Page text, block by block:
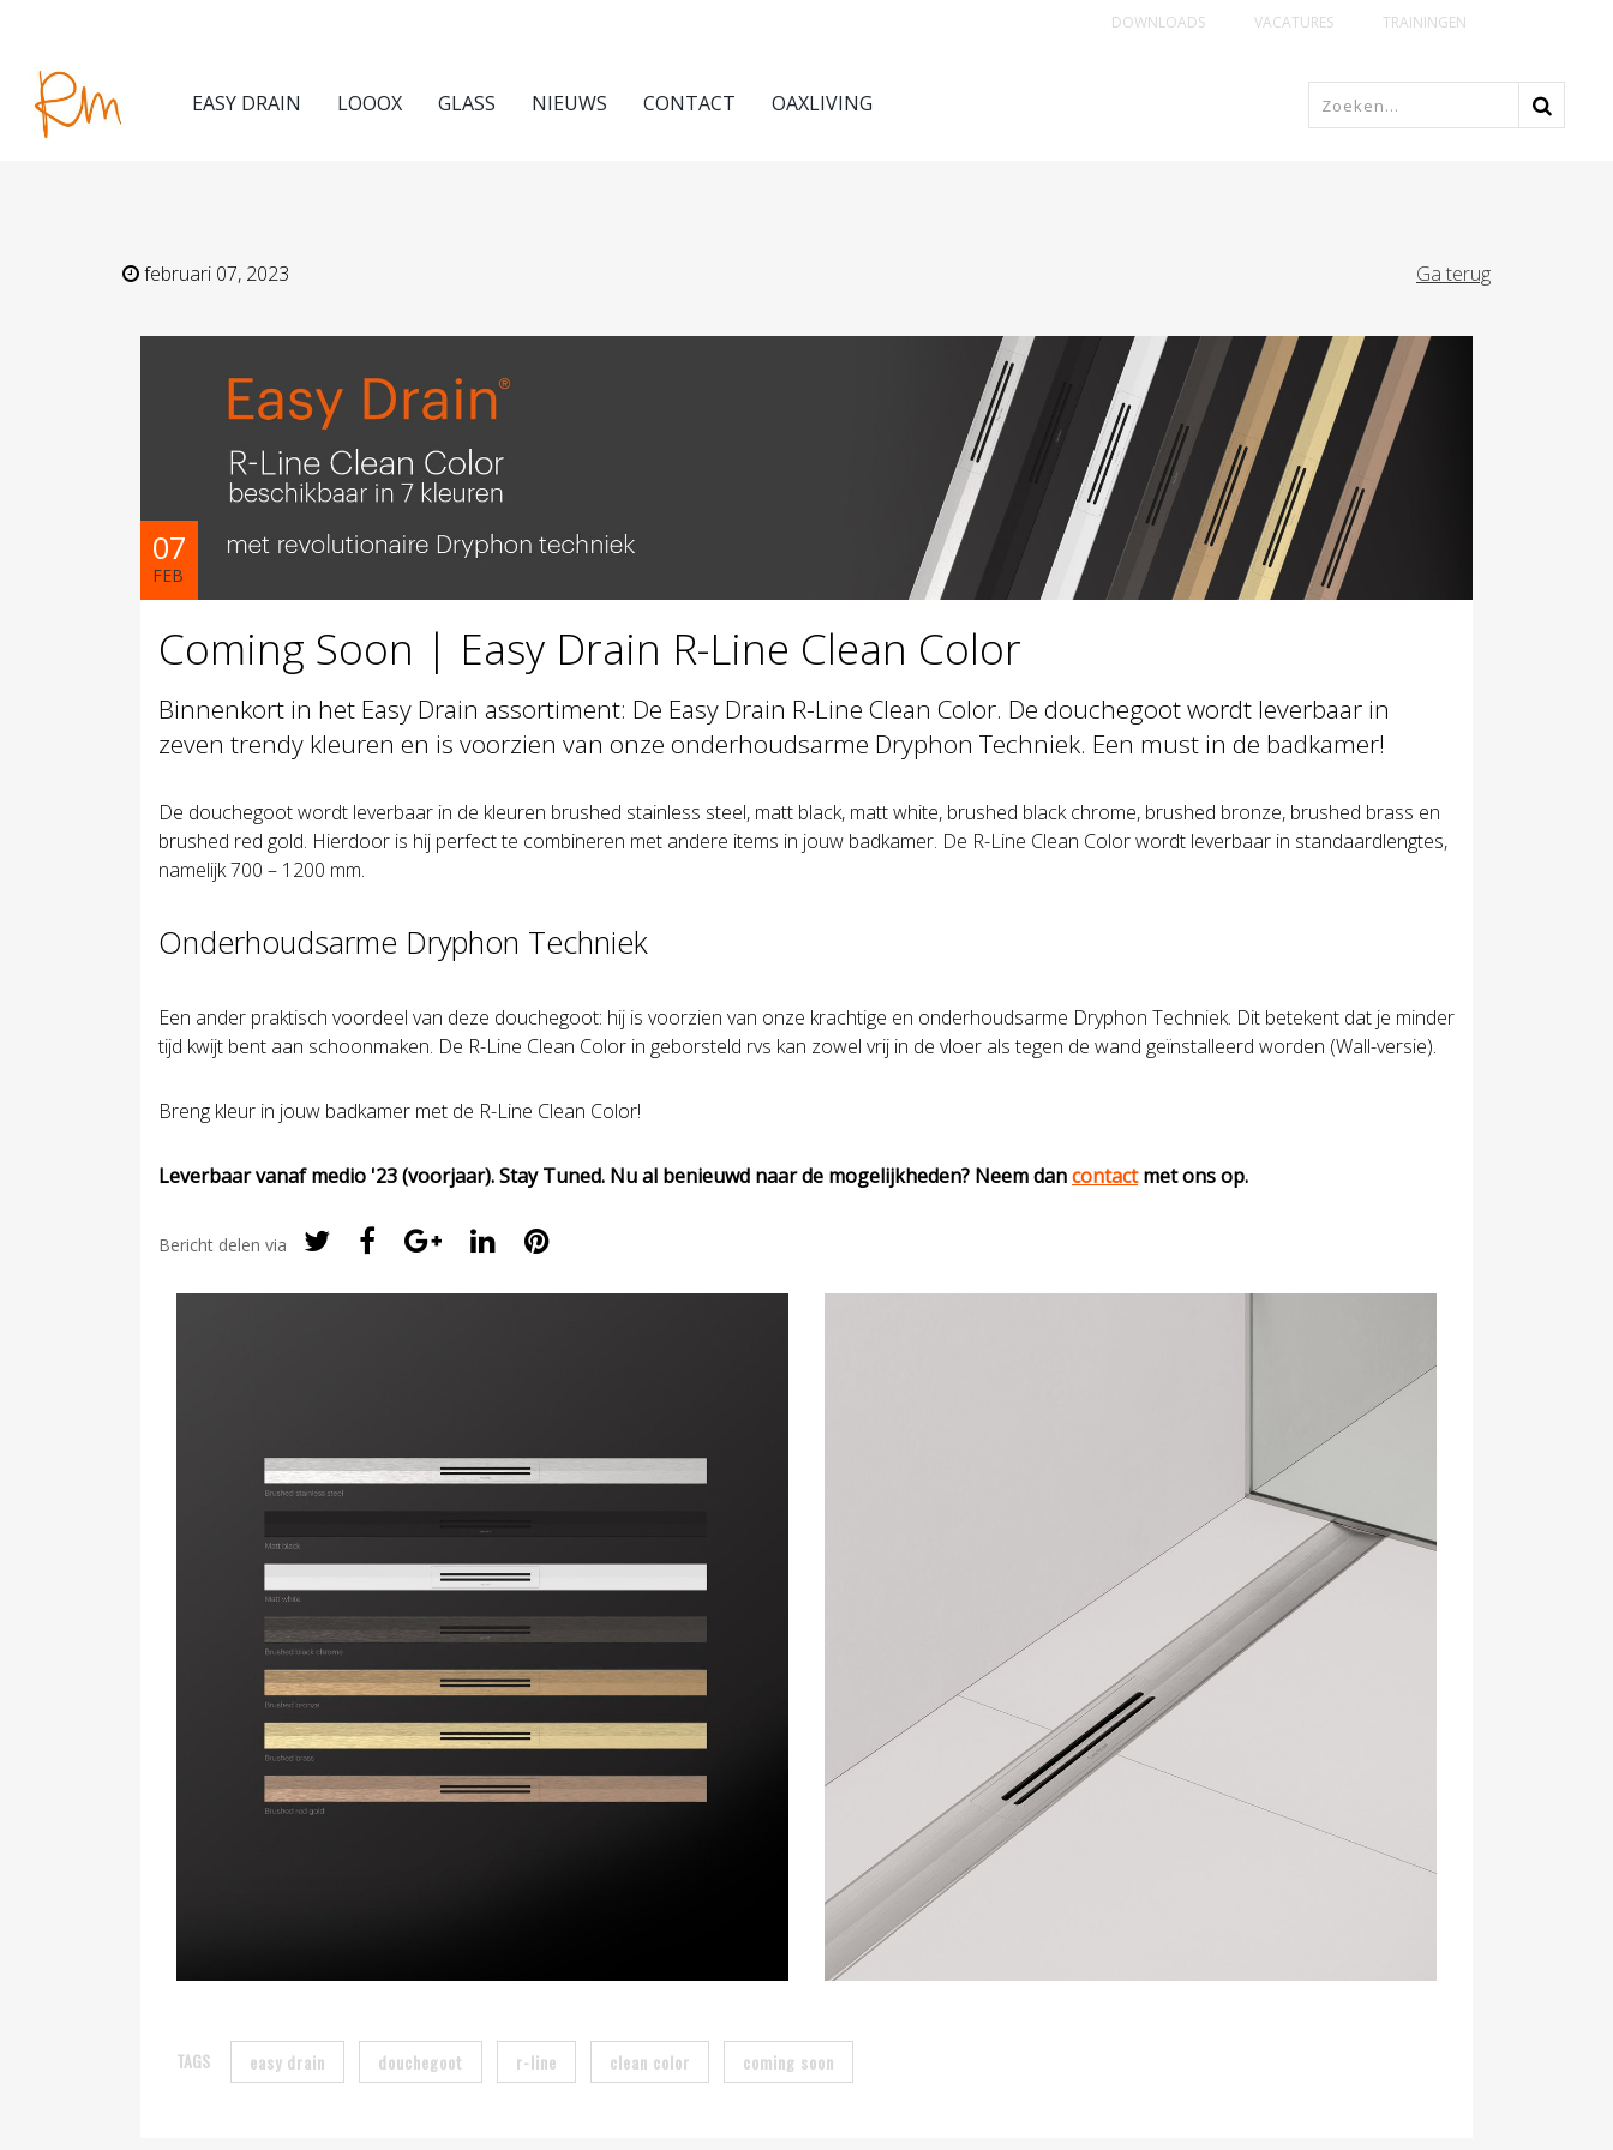
DOWNLOADS VACATURES TRAININGEN
EASY DRAIN LOOOX GLASS NIEUWS CONTACT OAXLIVING
februari 07, 2023 Ga terug
07
FEB
Coming Soon | Easy Drain R-Line Clean Color
Binnenkort in het Easy Drain assortiment: De Easy Drain R-Line Clean Color. De douchegoot wordt leverbaar in
zeven trendy kleuren en is voorzien van onze onderhoudsarme Dryphon Techniek. Een must in de badkamer!
De douchegoot wordt leverbaar in de kleuren brushed stainless steel, matt black, matt white, brushed black chrome, brushed bronze, brushed brass en
brushed red gold. Hierdoor is hij perfect te combineren met andere items in jouw badkamer. De R-Line Clean Color wordt leverbaar in standaardlengtes,
namelijk 700 – 1200 mm.
Onderhoudsarme Dryphon Techniek
Een ander praktisch voordeel van deze douchegoot: hij is voorzien van onze krachtige en onderhoudsarme Dryphon Techniek. Dit betekent dat je minder
tijd kwijt bent aan schoonmaken. De R-Line Clean Color in geborsteld rvs kan zowel vrij in de vloer als tegen de wand geïnstalleerd worden (Wall-versie).
Breng kleur in jouw badkamer met de R-Line Clean Color!
Leverbaar vanaf medio '23 (voorjaar). Stay Tuned. Nu al benieuwd naar de mogelijkheden? Neem dancontactmet ons op.
Bericht delen via
TAGS easy drain douchegoot r-line clean color coming soon